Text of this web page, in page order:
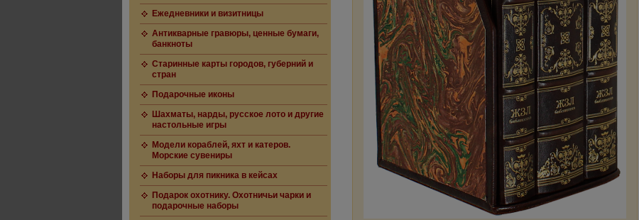
Ежедневники и визитницы
Антикварные гравюры, ценные бумаги,
банкноты
Старинные карты городов, губерний и
стран
Подарочные иконы
Шахматы, нарды, русское лото и другие
настольные игры
Модели кораблей, яхт и катеров.
Морские сувениры
Наборы для пикника в кейсах
Подарок охотнику. Охотничьи чарки и
подарочные наборы